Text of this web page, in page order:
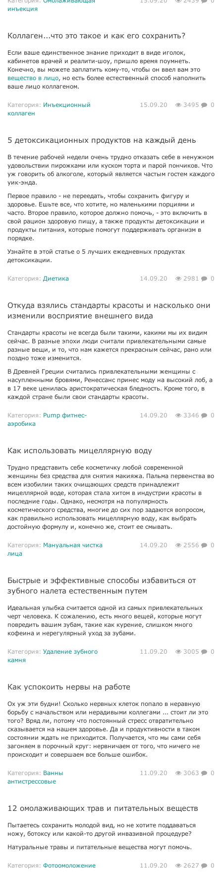
инъекция
Коллаген...что это такое и как его сохранить?
Если ваше единственное знание приходит в виде иголок,
кабинетов врачей и реалити-шоу, пришло время поумнеть.
Конечно, вы можете заплатить кому-то, чтобы он ввел вам это
вещество в лицо, но есть более естественный способ наполнить
ваше лицо коллагеном.
Категория: Инъекционный
коллаген
15.09.20 3495 0
5 детоксикационных продуктов на каждый день
В течение рабочей недели очень трудно отказать себе в ненужном
удовольствии пирожками или куском торта и парой пончиков. Что
уж говорить об алкоголе, который является частым гостем каждого
уик-энда.
Первое правило - не переедать, чтобы сохранить фигуру и
здоровье. Ешьте все, что хотите, но маленькими порциями и
часто. Второе правило, которое должно помочь, - это включить в
свой рацион здоровую пищу, а также продукты детоксикации и
продукты питания, которые помогут поддерживать организм в
порядке.
Узнайте в этой статье о 5 лучших ежедневных продуктах
детоксикации.
Категория: Диетика 14.09.20 2981 0
Откуда взялись стандарты красоты и насколько они
изменили восприятие внешнего вида
Стандарты красоты не всегда были такими, какими мы их видим
сейчас. В разные эпохи люди считали привлекательными самые
разные вещи, и то, что нам кажется прекрасным сейчас, рано или
поздно тоже изменится.
В Древней Греции считались привлекательными женщины с
насупленными бровями, Ренессанс принес моду на высокий лоб, а
в 17 веке ценилась аристократическая бледность. Кроме того, в
каждой стране были свои стандарты красоты.
Категория: Pump фитнес-
аэробика
14.09.20 3346 0
Как использовать мицеллярную воду
Трудно представить себе косметичку любой современной
женщины без средства для снятия макияжа. Пальма первенства во
всем изобилии таких очищающих средств принадлежит
мицеллярной воде, которая стала хитом в индустрии красоты в
последние годы. Однако, несмотря на популярность
косметического средства, многие до сих пор задаются вопросом,
как правильно использовать мицеллярную воду, как выбрать
достойную формулу и, конечно же, стоит ее смывать.
Категория: Мануальная чистка
лица
14.09.20 2556 0
Быстрые и эффективные способы избавиться от
зубного налета естественным путем
Идеальная улыбка считается одной из самых привлекательных
черт человека. К сожалению, есть много вещей, которые могут
повредить вашим зубам, такие как курение, слишком много
кофеина и нерегулярный уход за зубами.
Категория: Удаление зубного
камня
11.09.20 3005 0
Как успокоить нервы на работе
Ох уж эти будни! Сколько нервных клеток попало в неравную
борьбу с начальством или нерадивыми коллегами ... стоит ли это
того? Вряд ли, потому что постоянный стресс отвратительно
сказывается на нашем здоровье. Да и продуктивности в таком
состоянии ждать не приходится. Получается, что мы сами себя
загоняем в порочный круг: нервничаем от того, что ничего не
происходит и совершаем все больше ошибок.
Категория: Ванны
антистрессовые
11.09.20 3063 0
12 омолаживающих трав и питательных веществ
Пытаетесь сохранить молодой вид, но не хотите поддаваться
ножу, ботоксу или какой-то другой инвазивной процедуре?
Натуральные травы и питательные вещества могут помочь.
Категория: Фотоомоложение 11.09.20 2627 0